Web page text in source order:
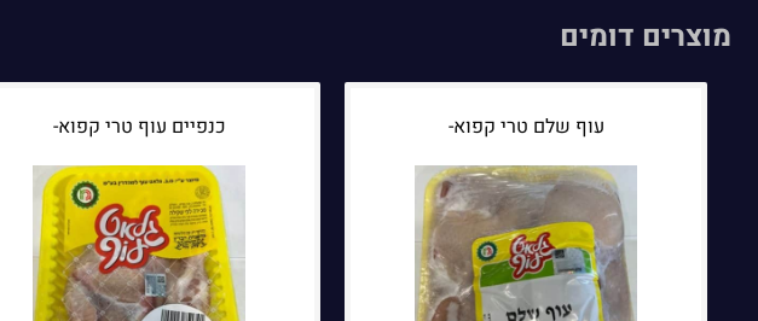
מוצרים דומים
עוף שלם טרי קפוא- כנפיים עוף טרי קפוא-